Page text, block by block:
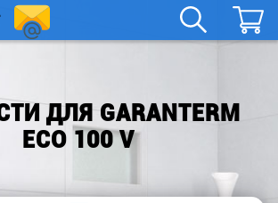
boylera@yandex.ru
Заказать
ДЛЯ GARANTERM
ECO 100 V